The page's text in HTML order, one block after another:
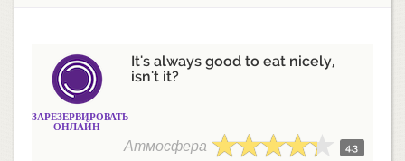
ЗАРЕЗЕРВИРОВАТЬ
ОНЛАЙН
It's always good to eat nicely,
isn't it?
Атмосфера 4.3